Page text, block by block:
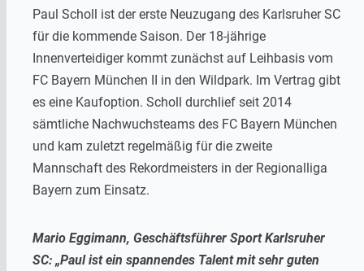
Paul Scholl ist der erste Neuzugang des Karlsruher SC
für die kommende Saison. Der 18-jährige
Innenverteidiger kommt zunächst auf Leihbasis vom
FC Bayern München II in den Wildpark. Im Vertrag gibt
es eine Kaufoption. Scholl durchlief seit 2014
sämtliche Nachwuchsteams des FC Bayern München
und kam zuletzt regelmäßig für die zweite
Mannschaft des Rekordmeisters in der Regionalliga
Bayern zum Einsatz.
Mario Eggimann, Geschäftsführer Sport Karlsruher
SC: „Paul ist ein spannendes Talent mit sehr guten